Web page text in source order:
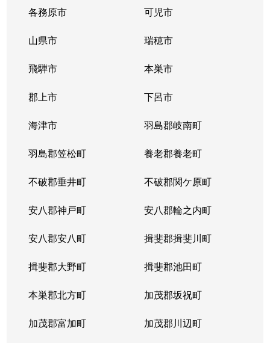
各務原市 可児市
山県市 瑞穂市
飛騨市 本巣市
郡上市 下呂市
海津市 羽島郡岐南町
羽島郡笠松町 養老郡養老町
不破郡垂井町 不破郡関ケ原町
安八郡神戸町 安八郡輪之内町
安八郡安八町 揖斐郡揖斐川町
揖斐郡大野町 揖斐郡池田町
本巣郡北方町 加茂郡坂祝町
加茂郡富加町 加茂郡川辺町